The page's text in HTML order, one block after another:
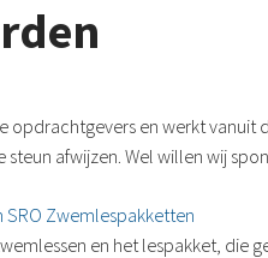
opdrachtgevers en werkt
afwijzen. Wel willen wij
Zwemlespakketten
en het lespakket, die